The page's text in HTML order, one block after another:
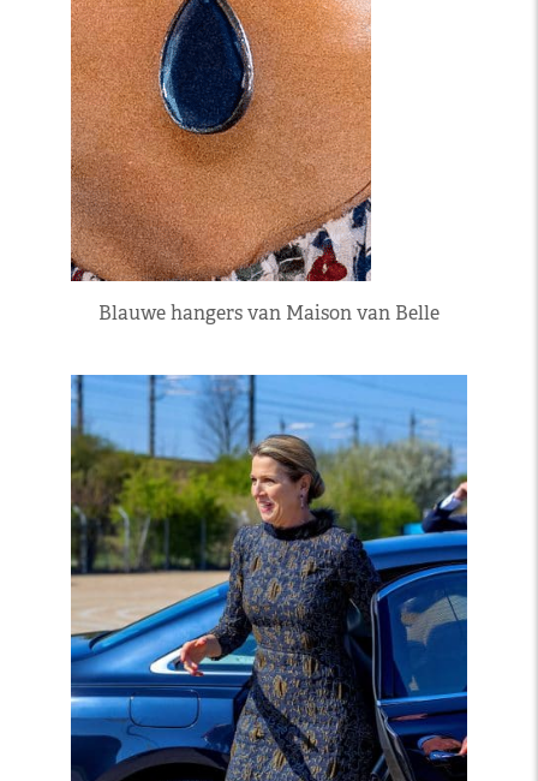
Blauwe hangers van Maison van Belle